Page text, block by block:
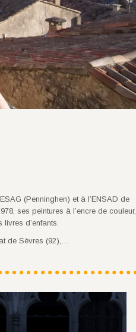
(Penninghen) et à l’ENSAD de
ses peintures à l’encre de couleur,
d’enfants.
de Sèvres (92),…